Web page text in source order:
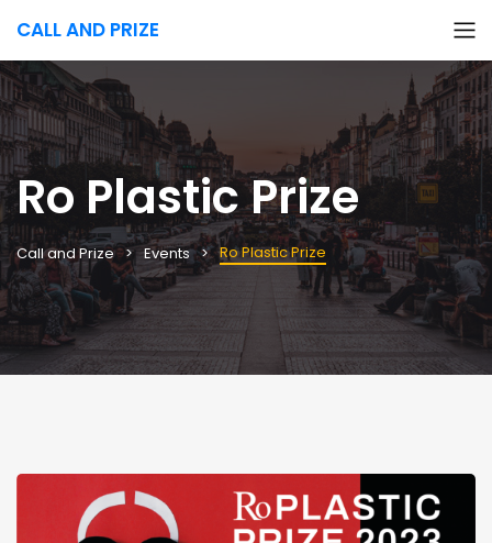
CALL AND PRIZE
Ro Plastic Prize
Call and Prize Events Ro Plastic Prize